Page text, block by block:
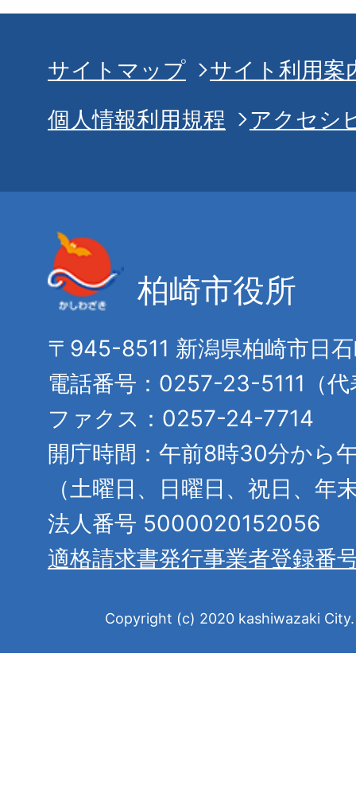
サイトマップ
サイト利用案
個人情報利用規程
アクセシ
柏崎市役所
〒945-8511 新潟県柏崎市日
電話番号：0257-23-5111（代
ファクス：0257-24-7714
開庁時間：午前8時30分から
（土曜日、日曜日、祝日、年
法人番号 5000020152056
適格請求書発行事業者登録番
Copyright (c) 2020 kashiwazaki